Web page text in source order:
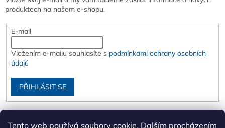
Tento web používá soubory cookie. Dalším procházením
produktech na našem e-shopu.
E-mail
Vložením e-mailu souhlasíte s podmínkami ochrany osobních
údajů
PŘIHLÁSIT SE